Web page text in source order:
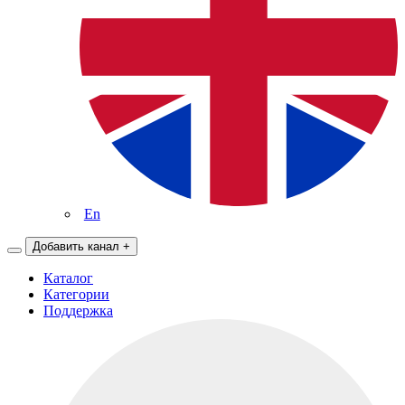
En
Добавить канал +
Каталог
Категории
Поддержка